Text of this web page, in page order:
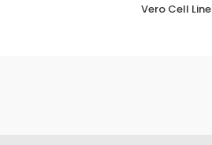
Vero Cell Line